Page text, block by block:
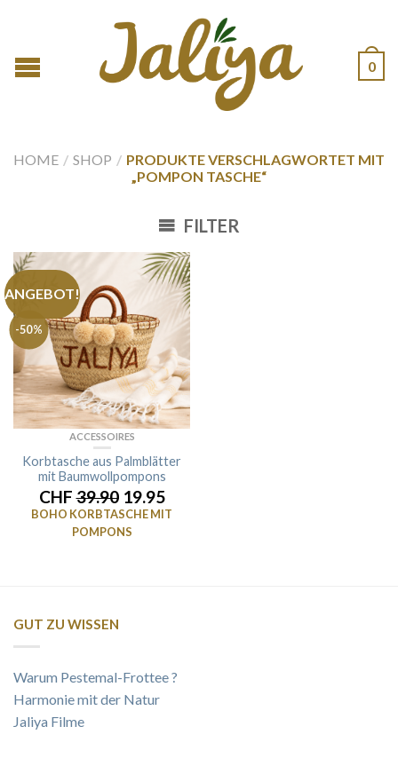
0
HOME / SHOP / PRODUKTE VERSCHLAGWORTET MIT
„POMPON TASCHE“
FILTER
-50%
ANGEBOT!
ACCESSOIRES
Korbtasche aus Palmblätter
mit Baumwollpompons
CHF39.9019.95
BOHO KORBTASCHE MIT
POMPONS
GUT ZU WISSEN
Warum Pestemal-Frottee ?
Harmonie mit der Natur
Jaliya Filme